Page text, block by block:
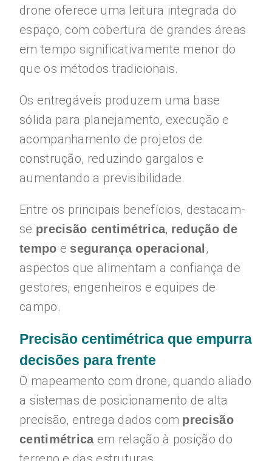
drone oferece uma leitura integrada do
espaço, com cobertura de grandes áreas
em tempo significativamente menor do
que os métodos tradicionais.
Os entregáveis produzem uma base
sólida para planejamento, execução e
acompanhamento de projetos de
construção, reduzindo gargalos e
aumentando a previsibilidade.
Entre os principais benefícios, destacam-
se precisão centimétrica, redução de
tempo e segurança operacional ,
aspectos que alimentam a confiança de
gestores, engenheiros e equipes de
campo.
Precisão centimétrica que empurra
decisões para frente
O mapeamento com drone, quando aliado
a sistemas de posicionamento de alta
precisão, entrega dados com precisão
centimétricaem relação à posição do